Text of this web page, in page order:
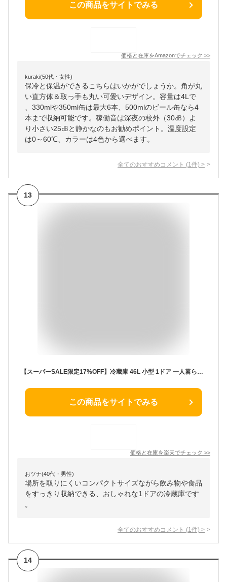
この商品をサイトでみる
価格と在庫をAmazonでチェック >>
kuraki(50代・女性)
保冷と保温ができるこちらはいかがでしょうか。角が丸
い直方体＆取っ手も丸い可愛いデザイン。容量は4Lで
、330mlや350ml缶は最大6本、500mlのビール缶なら4
本まで収納可能です。稼働音は深夜の校外（30㏈）よ
り小さい25㏈と静かなのもお勧めポイント。温度設定
は0～60℃、カラーは4色から選べます。
全てのおすすめコメント (1 件) >
13
【スーパーSALE限定17%OFF】冷蔵庫 46L 小型 1ドア 一人暮らし 新生活 コンパクト ミニ冷蔵庫 右開き おしゃれ ミニ サブ冷蔵庫 オフィス 寝室 白 ホワイト 1年保証 MAXZEN マクスゼン JR046ML01WH エクプラ特選 2606ss
この商品をサイトでみる
価格と在庫を楽天でチェック >>
おツナ(40代・男性)
場所を取りにくいコンパクトサイズながら飲み物や食品
をすっきり収納できる、おしゃれな1ドアの冷蔵庫です
。
全てのおすすめコメント (1 件) >
14